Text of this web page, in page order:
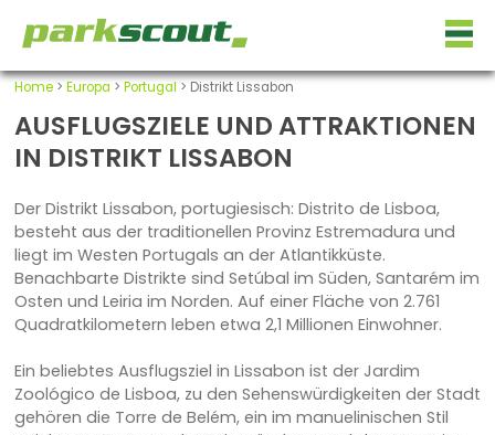
Home> Europa > Portugal > Distrikt Lissabon
AUSFLUGSZIELE UND ATTRAKTIONEN
IN DISTRIKT LISSABON
Der Distrikt Lissabon, portugiesisch: Distrito de Lisboa,
besteht aus der traditionellen Provinz Estremadura und
liegt im Westen Portugals an der Atlantikküste.
Benachbarte Distrikte sind Setúbal im Süden, Santarém im
Osten und Leiria im Norden. Auf einer Fläche von 2.761
Quadratkilometern leben etwa 2,1 Millionen Einwohner.
Ein beliebtes Ausflugsziel in Lissabon ist der Jardim
Zoológico de Lisboa, zu den Sehenswürdigkeiten der Stadt
gehören die Torre de Belém, ein im manuelinischen Stil